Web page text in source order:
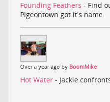
Founding Feathers - Find
Pigeontown got it's name.
Over a year ago by BoomMike
Hot Water - Jackie